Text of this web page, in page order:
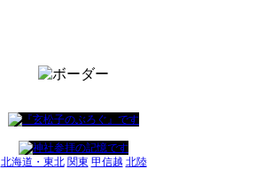
北海道・東北 関東 甲信越 北陸